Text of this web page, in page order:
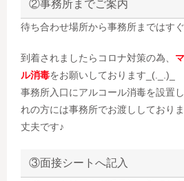
②事務所までご案内
待ち合わせ場所から事務所まではす
到着されましたらコロナ対策の為、
ル消毒をお願いしております_(._.)_
事務所入口にアルコール消毒を設置
れの方には事務所でお渡ししており
丈夫です♪
③面接シートへ記入